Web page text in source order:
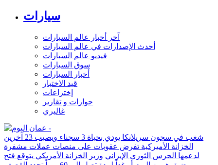
سيارات
آخر أخبار عالم السيارات
أحدث الإصدارات في عالم السيارات
فيديو عالم السيارات
سوق السيارات
أخبار السيارات
قيد الاختبار
إختراعات
حوارات و تقارير
غاليري
شغب في سجون سريلانكا يودي بحياة 3 سجناء ويصيب 23 آخرين
الخزانة الأميركية تفرض عقوبات على منصات عملات مشفرة
لدعمها الحرس الثوري الإيراني وزير الخزانة الأمريكي يتوقع فتح